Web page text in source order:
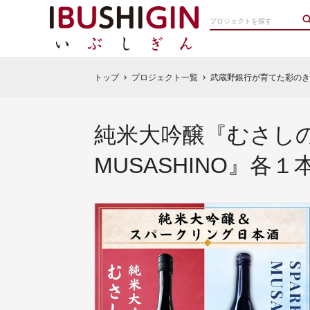
トップ chevron_right プロジェクト一覧 chevron_right 武蔵野銀行が育てた彩の
純米大吟醸『むさし
MUSASHINO』各１